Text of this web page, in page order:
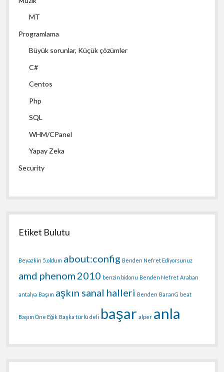
MT
Programlama
Büyük sorunlar, Küçük çözümler
C#
Centos
Php
SQL
WHM/CPanel
Yapay Zeka
Security
Etiket Bulutu
Beyazkin 5.oldum about:config Benden Nefret Ediyorsunuz
amd phenom 2010 benzin bidonu Benden Nefret Araban
antalya Başım aşkın sanal halleri Benden BaranG beat
Başım Öne Eğik Başka türlü deli başar alper anla